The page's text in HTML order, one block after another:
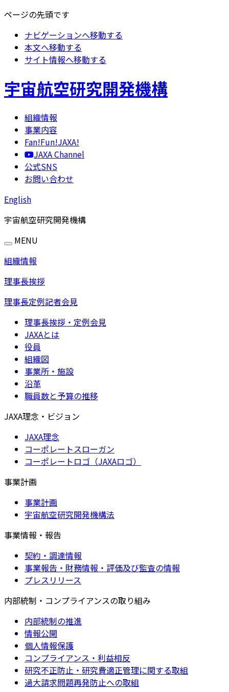
ページの先頭です
ナビゲーションへ移動する
本文へ移動する
サイト情報へ移動する
宇宙航空研究開発機構
組織情報
事業内容
Fan!Fun!JAXA!
JAXA Channel
公式SNS
お問い合わせ
English
宇宙航空研究開発機構
MENU
組織情報
理事長挨拶
理事長定例記者会見
理事長挨拶・定例会見
JAXAとは
役員
組織図
事業所・施設
沿革
職員数と予算の推移
JAXA理念・ビジョン
JAXA理念
コーポレートスローガン
コーポレートロゴ（JAXAロゴ）
事業計画
事業計画
宇宙航空研究開発機構法
事業情報・報告
契約・調達情報
事業報告・財務情報・評価及び監査の情報
プレスリリース
内部統制・コンプライアンスの取り組み
内部統制の推進
情報公開
個人情報保護
コンプライアンス・利益相反
研究不正防止・研究費適正管理に関する取組
過大請求問題再発防止への取組